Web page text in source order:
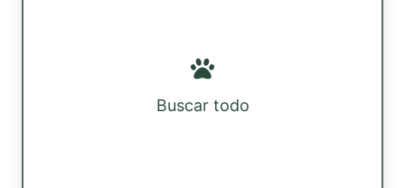
Buscar todo